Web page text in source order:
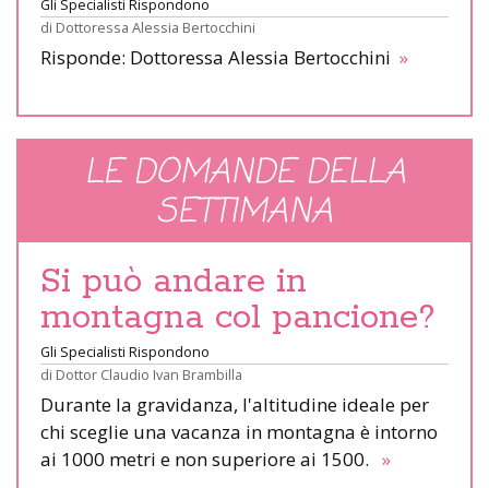
Gli Specialisti Rispondono
di Dottoressa Alessia Bertocchini
Risponde: Dottoressa Alessia Bertocchini »
LE DOMANDE DELLA
SETTIMANA
Si può andare in
montagna col pancione?
Gli Specialisti Rispondono
di Dottor Claudio Ivan Brambilla
Durante la gravidanza, l'altitudine ideale per
chi sceglie una vacanza in montagna è intorno
ai 1000 metri e non superiore ai 1500. »